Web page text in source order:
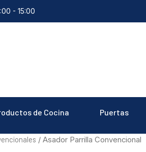
- 15:00
de Cocina Puertas
/ Asador Parrilla Convencional